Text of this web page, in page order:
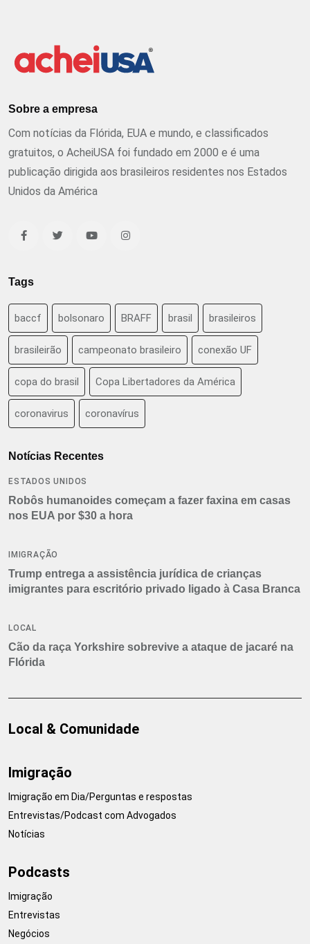
Sobre a empresa
Com notícias da Flórida, EUA e mundo, e classificados
gratuitos, o AcheiUSA foi fundado em 2000 e é uma
publicação dirigida aos brasileiros residentes nos Estados
Unidos da América
Tags
baccf bolsonaro BRAFF brasil brasileiros
brasileirão campeonato brasileiro conexão UF
copa do brasil Copa Libertadores da América
coronavirus coronavírus
Notícias Recentes
ESTADOS UNIDOS
Robôs humanoides começam a fazer faxina em casas
nos EUA por $30 a hora
IMIGRAÇÃO
Trump entrega a assistência jurídica de crianças
imigrantes para escritório privado ligado à Casa Branca
LOCAL
Cão da raça Yorkshire sobrevive a ataque de jacaré na
Flórida
Local & Comunidade
Imigração
Imigração em Dia/Perguntas e respostas
Entrevistas/Podcast com Advogados
Notícias
Podcasts
Imigração
Entrevistas
Negócios